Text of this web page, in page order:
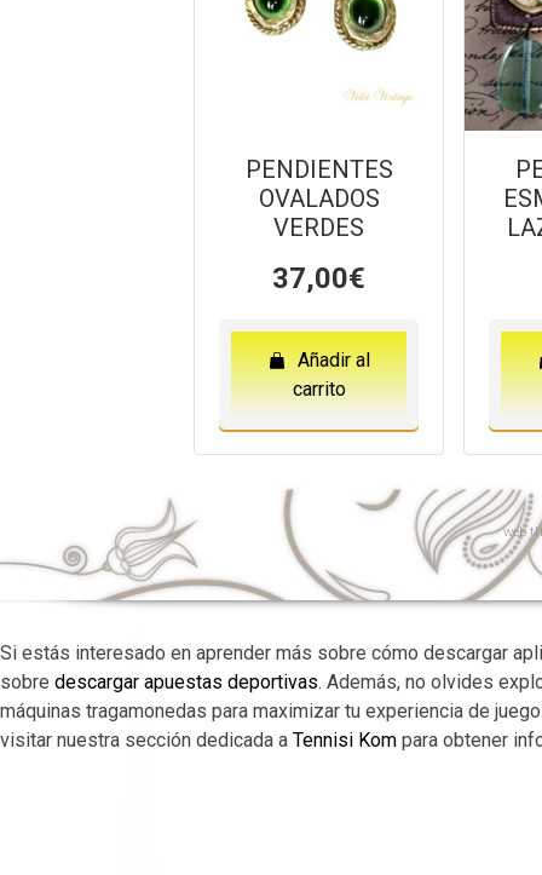
PENDIENTES
OVALADOS
VERDES
37,00€
Añadir al
carrito
web
Si estás interesado en aprender más sobre cómo descargar
sobre descargar apuestas deportivas. Además, no olvides
máquinas tragamonedas para maximizar tu experiencia de
visitar nuestra sección dedicada a Tennisi Kom para obtener